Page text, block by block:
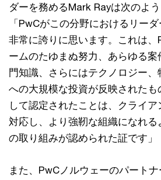
ダーを務めるMark Rayは次のよう
「PwCがこの分野におけるリー
非常に誇りに思います。これは
ームのたゆまぬ努力、あらゆる
門知識、さらにはテクノロジー
への大規模な投資が反映されたも
して認定されたことは、クライ
対応し、より強靭な組織になれ
の取り組みが認められた証です」
また、PwCノルウェーのパート